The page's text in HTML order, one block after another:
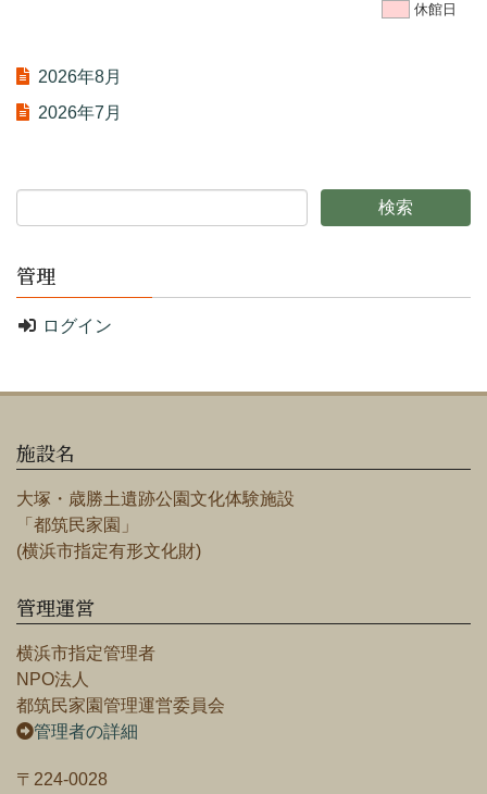
休館日
2026年8月
2026年7月
管理
ログイン
施設名
大塚・歳勝土遺跡公園文化体験施設
「都筑民家園」
(横浜市指定有形文化財)
管理運営
横浜市指定管理者
NPO法人
都筑民家園管理運営委員会
管理者の詳細
〒224-0028